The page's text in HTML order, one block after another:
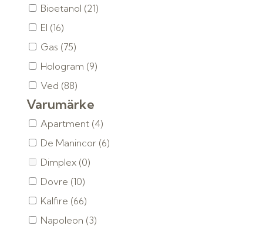
Bioetanol (21)
El (16)
Gas (75)
Hologram (9)
Ved (88)
Varumärke
Apartment (4)
De Manincor (6)
Dimplex (0)
Dovre (10)
Kalfire (66)
Napoleon (3)